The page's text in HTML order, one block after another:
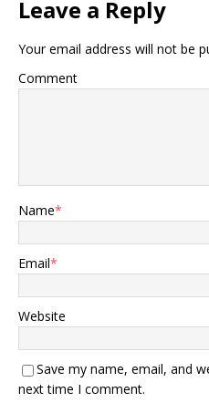
Leave a Reply
Your email address will not be
Comment
Name*
Email*
Website
Save my name, email, and
next time I comment.